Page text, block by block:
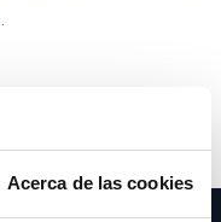
Acerca de las cookies